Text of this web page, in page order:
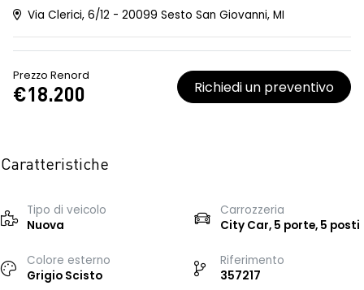
Via Clerici, 6/12 - 20099 Sesto San Giovanni, MI
Prezzo Renord
€18.200 Richiedi un preventivo
Caratteristiche
Tipo di veicolo
Nuova
Carrozzeria
City Car, 5 porte, 5 posti
Colore esterno
Grigio Scisto
Riferimento
357217